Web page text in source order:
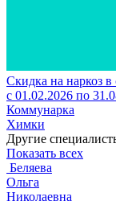
Скидка на наркоз
с 01.02.2026 по
Коммунарка
Химки
Другие
Показать всех
Беляева
Ольга
Николаевна